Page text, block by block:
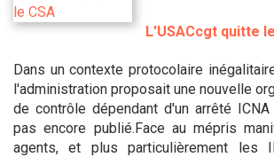
L'USACcgt quitte
Dans un contexte protocolaire
l'administration proposait une nouvelle
de contrôle dépendant d'un arrêté
pas encore publié.Face au mépris
agents, et plus particulièrement les